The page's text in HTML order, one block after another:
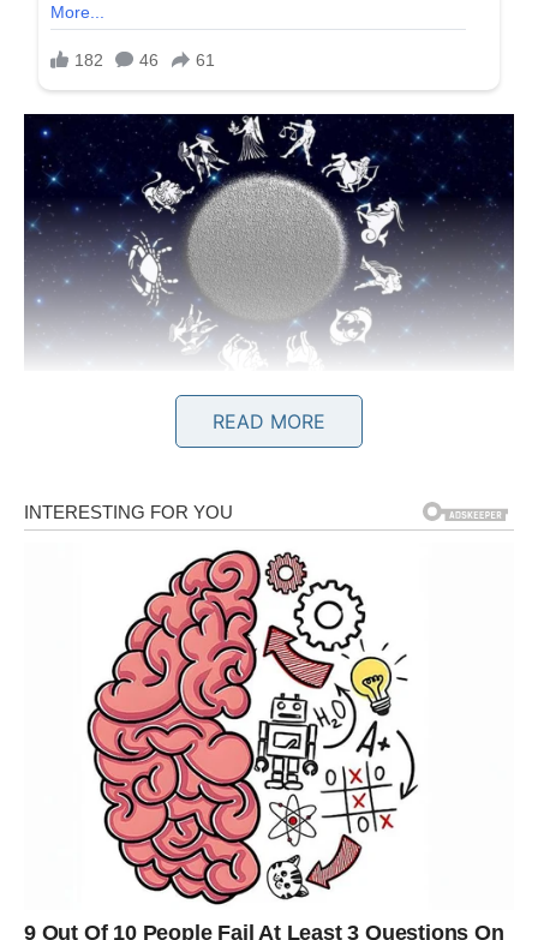
ŠKORPIJA – Novac dolazi kroz
izvora gubitka
Za Škorpiju, februar donosi finansijski pomak koji dolazi
kao posledicajedne važne odluke ili rezanja nečega što
je dugo crpelo energiju i novac, a nije davalo adekvatan
povrat. Škorpija je znak koji intuitivno oseća gde novac
„curi“, ali je u prethodnom periodu možda tolerisala
gubitke iz pogrešne lojalnosti ili straha od promene.
U februaru se ta dinamika menja. Moguće su:
nove poslovne prilike,
READ MORE